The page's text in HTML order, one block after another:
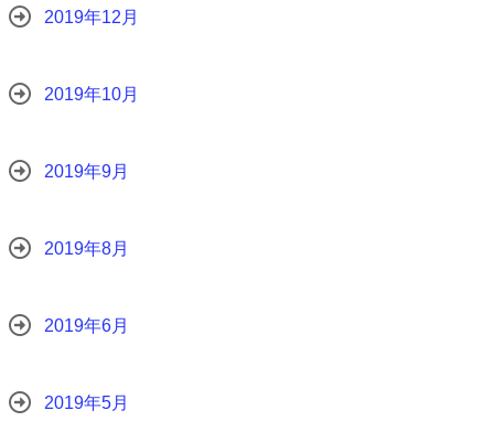
2019年12月
2019年10月
2019年9月
2019年8月
2019年6月
2019年5月